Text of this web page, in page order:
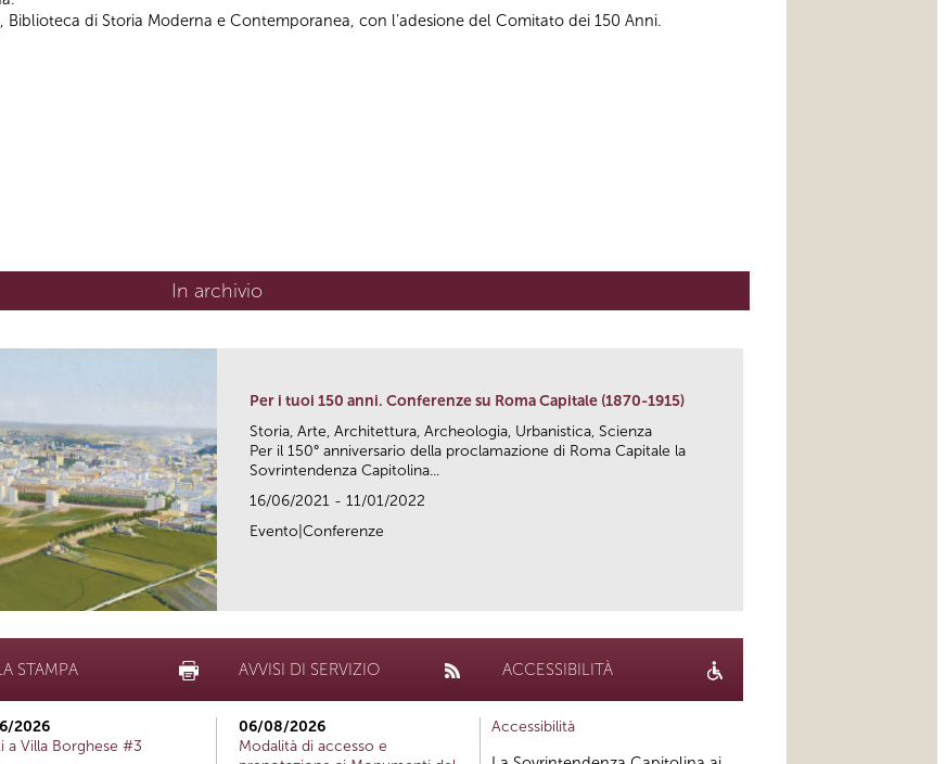
di Storia Moderna e Contemporanea, con l’adesione del Comitato dei 150 Anni.
In archivio
Per i tuoi 150 anni. Conferenze su Roma Capitale (1870-1915)
Storia, Arte, Architettura, Archeologia, Urbanistica, Scienza
Per il 150° anniversario della proclamazione di Roma Capitale la
Sovrintendenza Capitolina...
16/06/2021 - 11/01/2022
Evento|Conferenze
STAMPA
2026
a Villa Borghese #3
AVVISI DI SERVIZIO
06/08/2026
Modalità di accesso e
ACCESSIBILITÀ
Accessibilità